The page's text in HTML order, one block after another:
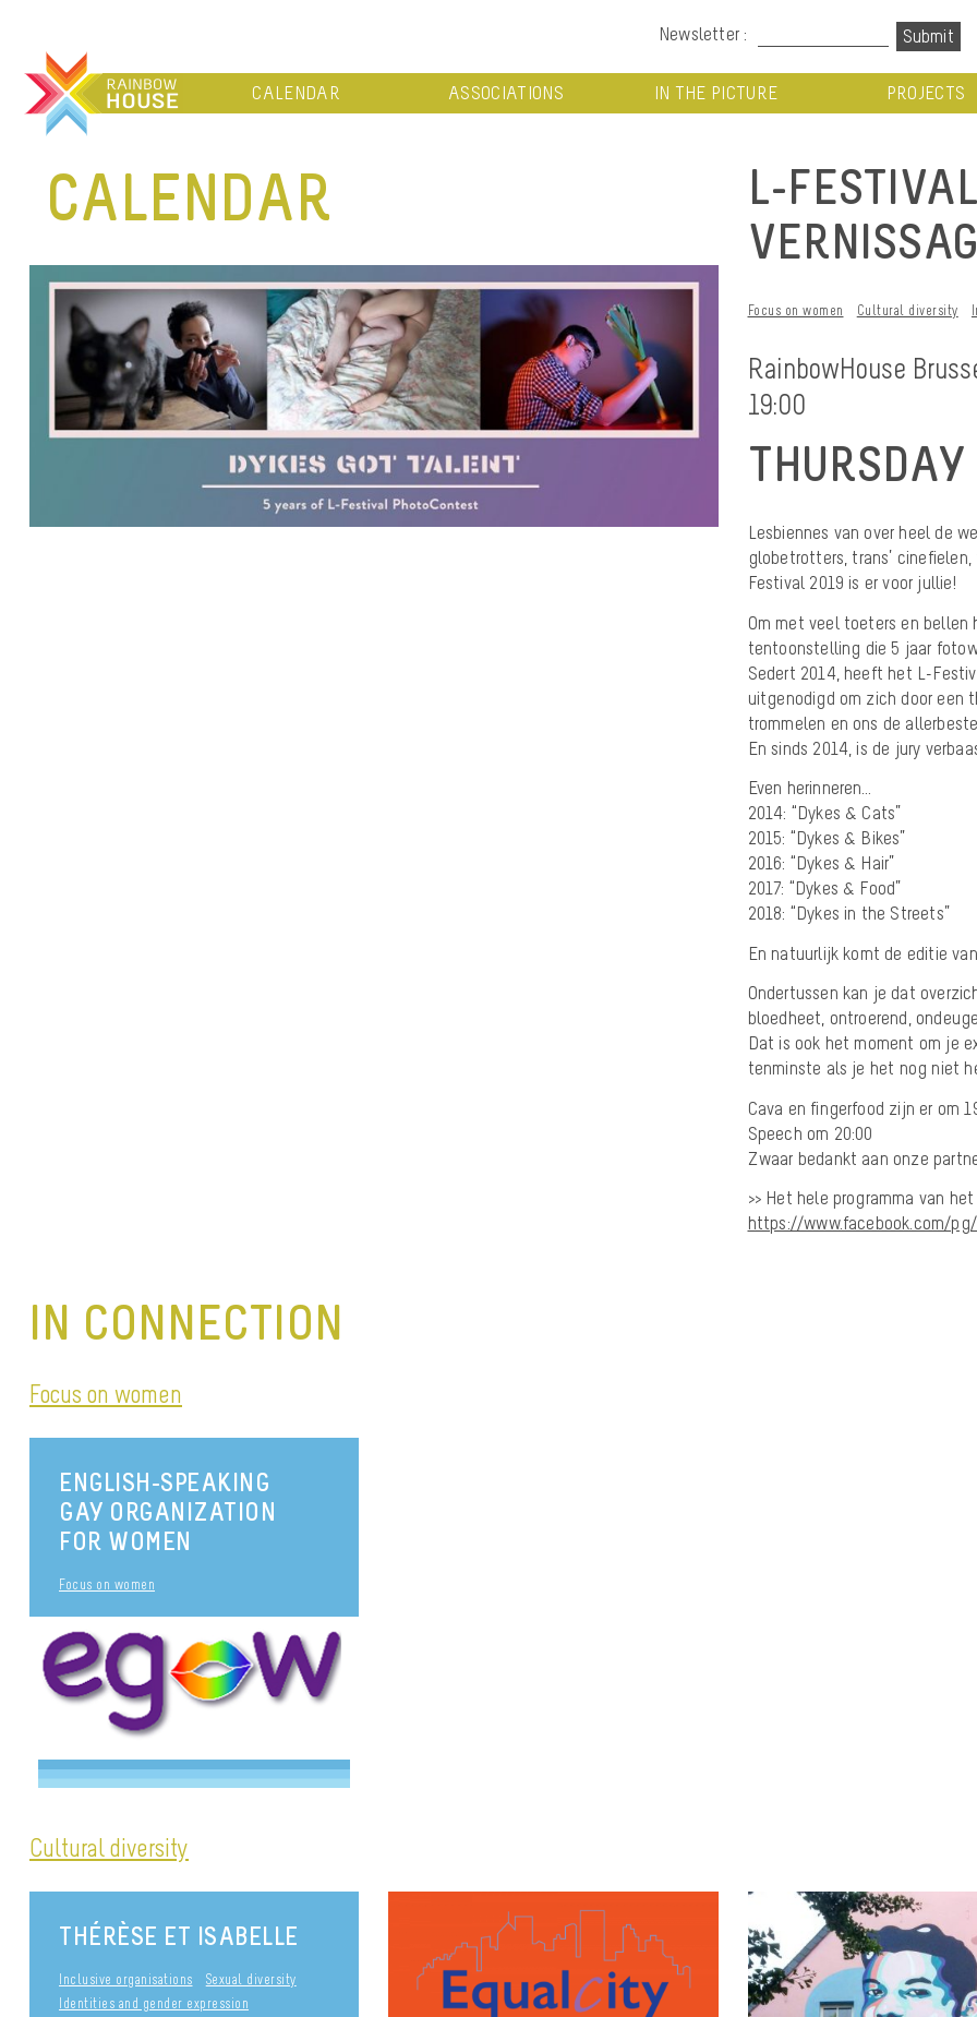
Newsletter :
CALENDAR ASSOCIATIONS IN THE PICTURE PROJECTS
CALENDAR
L-
Focus on women Cultural diversity
RainbowHouse
19:00
Lesbiennes van over heel de
globetrotters, trans’
Festival 2019 is er voor jullie!
Om met veel toeters en
tentoonstelling die 5 jaar
Sedert 2014, heeft het L-
uitgenodigd om zich door een
trommelen en ons de
En sinds 2014, is de jury
Even herinneren…
2014: “Dykes & Cats”
2015: “Dykes & Bikes”
2016: “Dykes & Hair”
2017: “Dykes & Food”
2018: “Dykes in the Streets”
En natuurlijk komt de editie
Ondertussen kan je dat
bloedheet, ontroerend,
Dat is ook het moment om je
tenminste als je het nog niet
Cava en fingerfood zijn er om
Speech om 20:00
Zwaar bedankt aan onze
>> Het hele programma van
https://www.facebook.com/
IN CONNECTION
Focus on women
ENGLISH-SPEAKING
GAY ORGANIZATION
FOR WOMEN
Focus on women
Cultural diversity
THÉRÈSE ET ISABELLE
Inclusive organisations
Sexual diversity
Identities and gender expression